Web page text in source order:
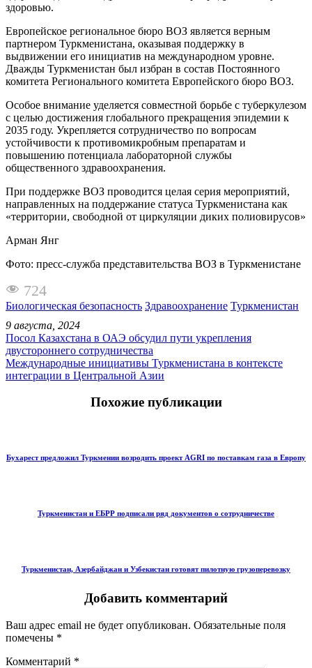
здоровью.
Европейское региональное бюро ВОЗ является верным
партнером Туркменистана, оказывая поддержку в
выдвижении его инициатив на международном уровне.
Дважды Туркменистан был избран в состав Постоянного
комитета Регионального комитета Европейского бюро ВОЗ.
Особое внимание уделяется совместной борьбе с туберкулезом
с целью достижения глобального прекращения эпидемии к
2035 году. Укрепляется сотрудничество по вопросам
устойчивости к противомикробным препаратам и
повышению потенциала лабораторной службы
общественного здравоохранения.
При поддержке ВОЗ проводится целая серия мероприятий,
направленных на поддержание статуса Туркменистана как
«территории, свободной от циркуляции диких полиовирусов»
Арман Янг
Фото: пресс-служба представительства ВОЗ в Туркменистане
724
Биологическая безопасность Здравоохранение Туркменистан
9 августа, 2024
Посол Казахстана в ОАЭ обсудил пути укрепления
двустороннего сотрудничества
Международные инициативы Туркменистана в контексте
интеграции в Центральной Азии
Похожие публикации
Бухарест предложил Туркмении возродить проект AGRI по поставкам газа в Европу
Туркменистан и ЕБРР подписали ряд документов о сотрудничестве
Туркменистан, Азербайджан и Узбекистан готовят пилотную грузоперевозку
Добавить комментарий
Ваш адрес email не будет опубликован. Обязательные поля
помечены *
Комментарий *